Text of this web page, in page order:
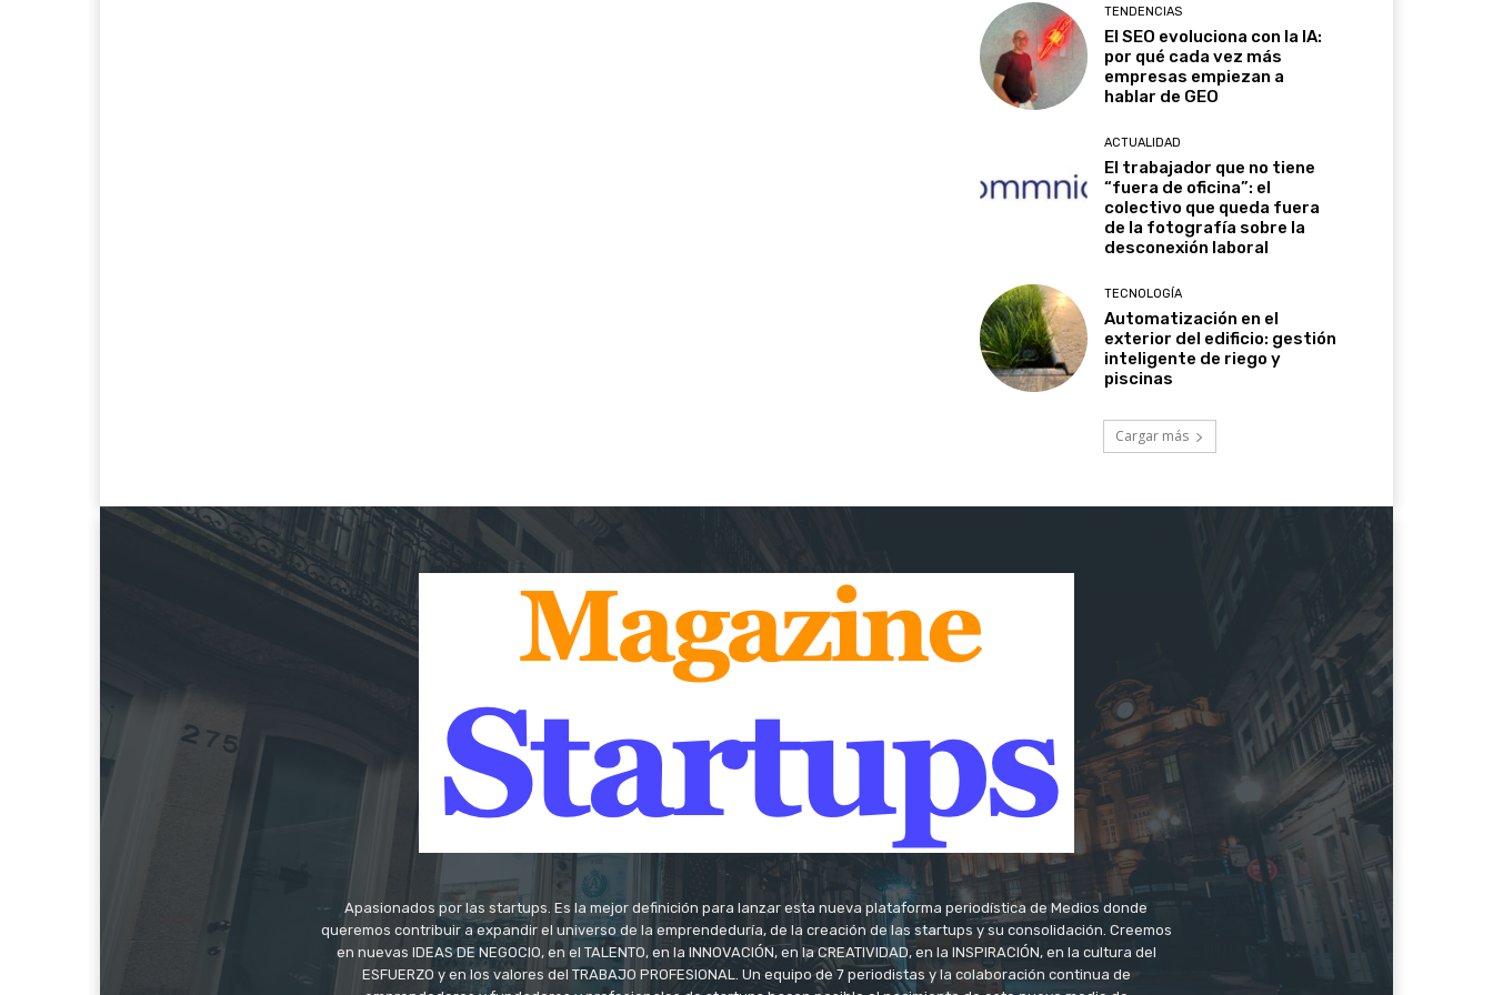
TENDENCIAS
El SEO evoluciona con la IA:
por qué cada vez más
empresas empiezan a
hablar de GEO
ACTUALIDAD
El trabajador que no tiene
“fuera de oficina”: el
colectivo que queda fuera
de la fotografía sobre la
desconexión laboral
TECNOLOGÍA
Automatización en el
exterior del edificio: gestión
inteligente de riego y
piscinas
Cargar más
Apasionados por las startups. Es la mejor definición para lanzar esta nueva plataforma periodística de Medios donde
queremos contribuir a expandir el universo de la emprendeduría, de la creación de las startups y su consolidación. Creemos
en nuevas IDEAS DE NEGOCIO, en el TALENTO, en la INNOVACIÓN, en la CREATIVIDAD, en la INSPIRACIÓN, en la cultura del
ESFUERZO y en los valores del TRABAJO PROFESIONAL. Un equipo de 7 periodistas y la colaboración continua de